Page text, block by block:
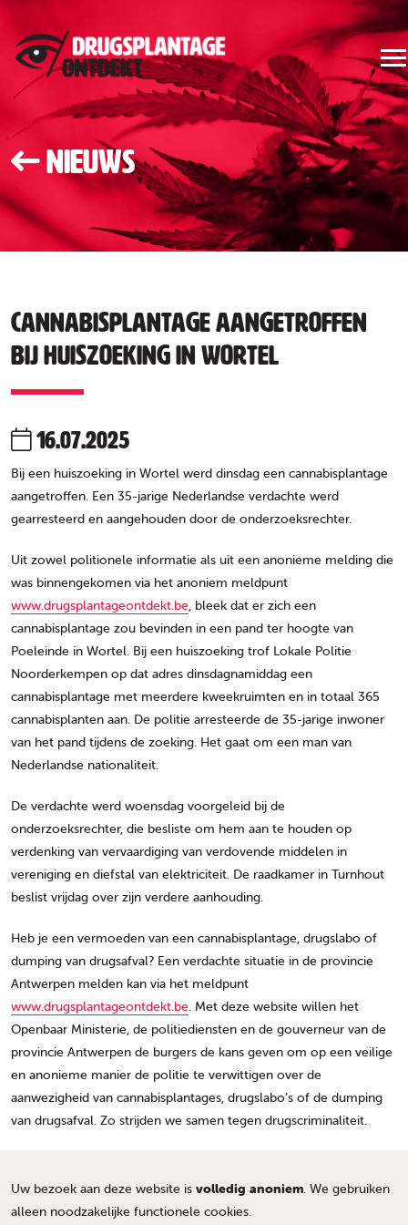
Nieuws
Cannabisplantage aangetroffen
bij huiszoeking in Wortel
16.07.2025
Bij een huiszoeking in Wortel werd dinsdag een cannabisplantage
aangetroffen. Een 35-jarige Nederlandse verdachte werd
gearresteerd en aangehouden door de onderzoeksrechter.
Uit zowel politionele informatie als uit een anonieme melding die
was binnengekomen via het anoniem meldpunt
www.drugsplantageontdekt.be, bleek dat er zich een
cannabisplantage zou bevinden in een pand ter hoogte van
Poeleinde in Wortel. Bij een huiszoeking trof Lokale Politie
Noorderkempen op dat adres dinsdagnamiddag een
cannabisplantage met meerdere kweekruimten en in totaal 365
cannabisplanten aan. De politie arresteerde de 35-jarige inwoner
van het pand tijdens de zoeking. Het gaat om een man van
Nederlandse nationaliteit.
De verdachte werd woensdag voorgeleid bij de
onderzoeksrechter, die besliste om hem aan te houden op
verdenking van vervaardiging van verdovende middelen in
vereniging en diefstal van elektriciteit. De raadkamer in Turnhout
beslist vrijdag over zijn verdere aanhouding.
Heb je een vermoeden van een cannabisplantage, drugslabo of
dumping van drugsafval? Een verdachte situatie in de provincie
Antwerpen melden kan via het meldpunt
www.drugsplantageontdekt.be. Met deze website willen het
Openbaar Ministerie, de politiediensten en de gouverneur van de
provincie Antwerpen de burgers de kans geven om op een veilige
en anonieme manier de politie te verwittigen over de
aanwezigheid van cannabisplantages, drugslabo’s of de dumping
van drugsafval. Zo strijden we samen tegen drugscriminaliteit.
Uw bezoek aan deze website is volledig anoniem. We gebruiken
alleen noodzakelijke functionele cookies.